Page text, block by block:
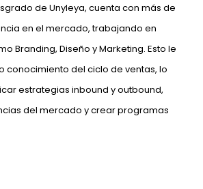
de Unyleya, cuenta con más de
en el mercado, trabajando en
Branding, Diseño y Marketing. Esto le
conocimiento del ciclo de ventas, lo
estrategias inbound y outbound,
del mercado y crear programas